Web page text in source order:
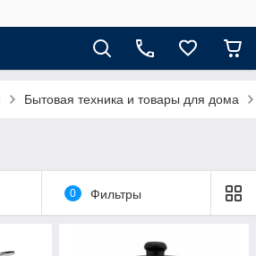
Бытовая техника и товары для дома
0 Фильтры